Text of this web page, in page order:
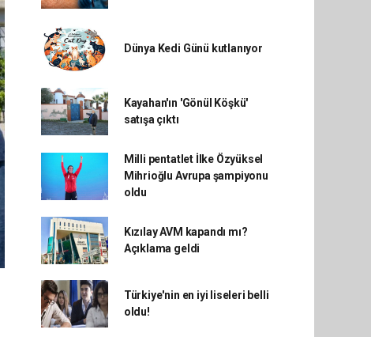
Dünya Kedi Günü kutlanıyor
Kayahan'ın 'Gönül Köşkü'
satışa çıktı
Milli pentatlet İlke Özyüksel
Mihrioğlu Avrupa şampiyonu
oldu
Kızılay AVM kapandı mı?
Açıklama geldi
Türkiye'nin en iyi liseleri belli
oldu!